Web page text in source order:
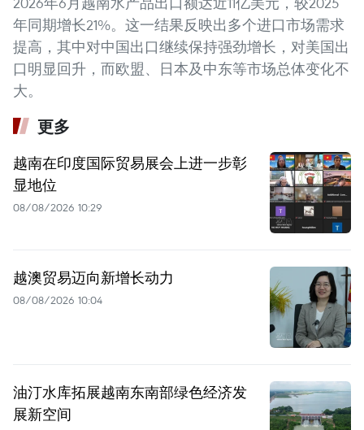
年同期增长21%。这一结果反映出多个进口市场需求
提高，其中对中国出口继续保持强劲增长，对美国出
口明显回升，而欧盟、日本及中东等市场总体变化不
大。
更多
越南在印度国际贸易展会上进一步彰
显地位
08/08/2026 10:29
越澳贸易迈向新增长动力
08/08/2026 10:04
油汀水库拓展越南东南部绿色经济发
展新空间